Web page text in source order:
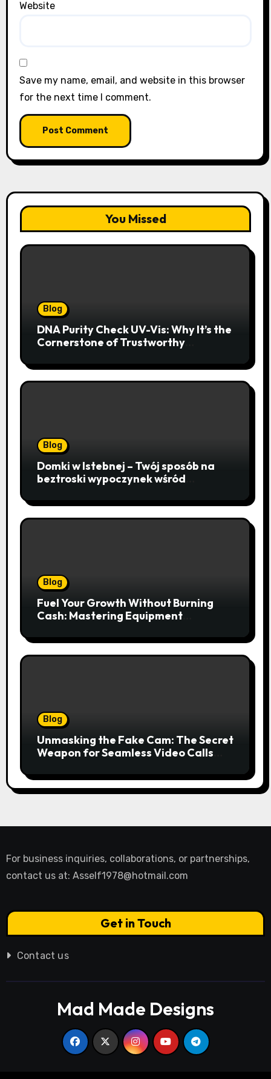
Website
Save my name, email, and website in this browser
for the next time I comment.
You Missed
Blog
DNA Purity Check UV-Vis: Why It’s the
Cornerstone of Trustworthy
Blog
Domki w Istebnej – Twój sposób na
beztroski wypoczynek wśród
lasów
Blog
Fuel Your Growth Without Burning
Cash: Mastering Equipment
Blog
Unmasking the Fake Cam: The Secret
Weapon for Seamless Video Calls
For business inquiries, collaborations, or partnerships,
contact us at: Asself1978@hotmail.com
Get in Touch
Contact us
Mad Made Designs